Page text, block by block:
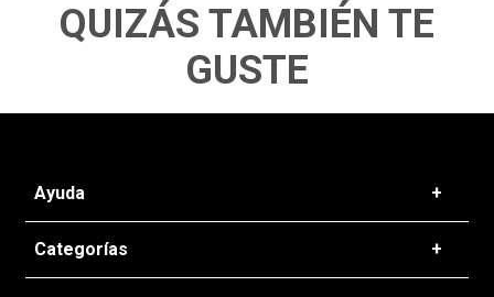
QUIZÁS TAMBIÉN TE
GUSTE
Ayuda +
Preguntas frecuentes
T&C - Políticas de Envío
Categorías +